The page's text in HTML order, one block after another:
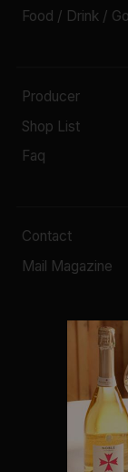
Food / Drink /
Producer
Shop List
Faq
Contact
Mail Magazine